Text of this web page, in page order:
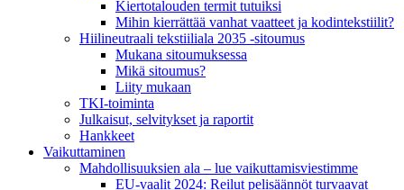
Kiertotalouden termit tutuiksi
Mihin kierrättää vanhat vaatteet ja kodintekstiilit?
Hiilineutraali tekstiiliala 2035 -sitoumus
Mukana sitoumuksessa
Mikä sitoumus?
Liity mukaan
TKI-toiminta
Julkaisut, selvitykset ja raportit
Hankkeet
Vaikuttaminen
Mahdollisuuksien ala – lue vaikuttamis­viestimme
EU-vaalit 2024: Reilut pelisäännöt turvaavat